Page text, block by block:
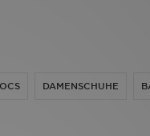
DAMENSCHUHE